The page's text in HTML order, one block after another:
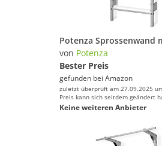
von Potenza
Bester Preis
gefunden bei Amazon
zuletzt überprüft am 27.09.2025
Preis kann sich seitdem geändert
Keine weiteren Anbieter